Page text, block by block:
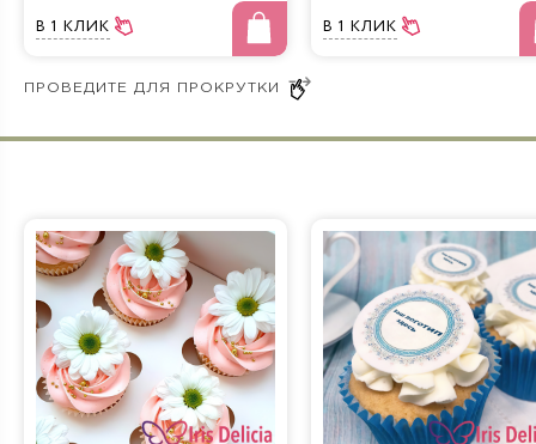
Йогуртовый с
Чизкейк
Лимонно-Маковый
Кейк
В 1 КЛИК В 1 КЛИК